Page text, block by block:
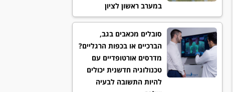
במערב ראשון לציון
סובלים מכאבים בגב,
הברכיים או בכפות הרגליים?
מדרסים אורטופדיים עם
טכנולוגיה חדשנית יכולים
להיות התשובה לבעיה